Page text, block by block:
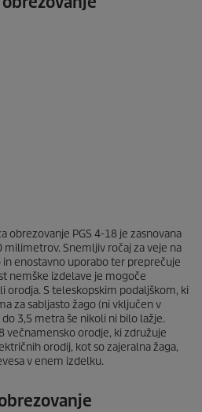
obrezovanje PGS 4-18 je zasnovana
milimetrov. Snemljiv ročaj za veje na
in enostavno uporabo ter preprečuje
nemške izdelave je mogoče
orodja. S teleskopskim podaljškom, ki
za sabljasto žago (ni vključen v
3,5 metra še nikoli ni bilo lažje.
večnamensko orodje, ki združuje
orodij, kot so zajeralna žaga,
v enem izdelku.